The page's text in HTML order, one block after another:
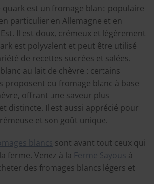
quark est un fromage blanc populaire
particulier en Allemagne et en
Il est doux, crémeux et légèrement
est polyvalent et peut être utilisé
de recettes sucrées et salées.
au lait de chèvre : certains
proposent du fromage blanc à base
offrant une saveur plus
distincte. Il est aussi apprécié pour
et son goût unique.
blancs sont avant tout ceux qui
ferme. Venez à la Ferme Sayous à
des fromages blancs légers et